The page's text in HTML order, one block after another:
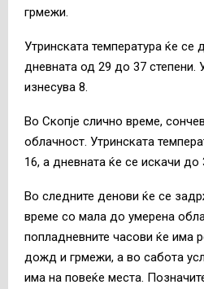
грмежи.
Утринската температура ќе
дневната од 29 до 37 степени.
изнесува 8.
Во Скопје слично време,
облачност. Утринската
16, а дневната ќе се искачи до
Во следните денови ќе се
време со мала до умерена
попладневните часови ќе има
дожд и грмежи, а во сабота
има на повеќе места.